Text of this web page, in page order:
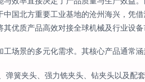
国北方重要工业基地的沧州海兴，凭借
优质产品高效对接全球机械及行业设备
场景的多元化需求。其核心产品通常涵
簧夹头、强力铣夹头、钻夹头以及配